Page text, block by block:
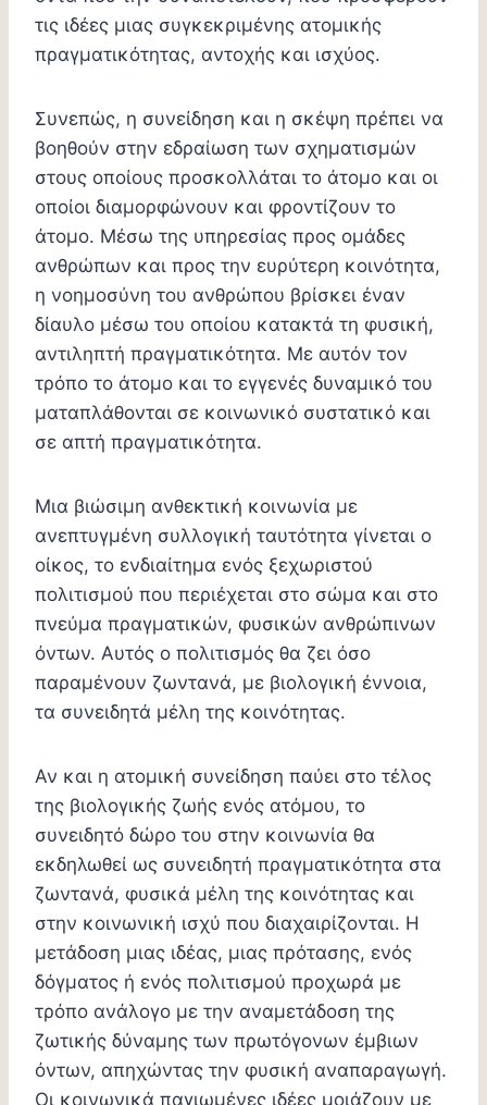
τις ιδέες μιας συγκεκριμένης ατομικής
πραγματικότητας, αντοχής και ισχύος.
Συνεπώς, η συνείδηση και η σκέψη πρέπει να
βοηθούν στην εδραίωση των σχηματισμών
στους οποίους προσκολλάται το άτομο και οι
οποίοι διαμορφώνουν και φροντίζουν το
άτομο. Μέσω της υπηρεσίας προς ομάδες
ανθρώπων και προς την ευρύτερη κοινότητα,
η νοημοσύνη του ανθρώπου βρίσκει έναν
δίαυλο μέσω του οποίου κατακτά τη φυσική,
αντιληπτή πραγματικότητα. Με αυτόν τον
τρόπο το άτομο και το εγγενές δυναμικό του
ματαπλάθονται σε κοινωνικό συστατικό και
σε απτή πραγματικότητα.
Μια βιώσιμη ανθεκτική κοινωνία με
ανεπτυγμένη συλλογική ταυτότητα γίνεται ο
οίκος, το ενδιαίτημα ενός ξεχωριστού
πολιτισμού που περιέχεται στο σώμα και στο
πνεύμα πραγματικών, φυσικών ανθρώπινων
όντων. Αυτός ο πολιτισμός θα ζει όσο
παραμένουν ζωντανά, με βιολογική έννοια,
τα συνειδητά μέλη της κοινότητας.
Αν και η ατομική συνείδηση παύει στο τέλος
της βιολογικής ζωής ενός ατόμου, το
συνειδητό δώρο του στην κοινωνία θα
εκδηλωθεί ως συνειδητή πραγματικότητα στα
ζωντανά, φυσικά μέλη της κοινότητας και
στην κοινωνική ισχύ που διαχαιρίζονται. Η
μετάδοση μιας ιδέας, μιας πρότασης, ενός
δόγματος ή ενός πολιτισμού προχωρά με
τρόπο ανάλογο με την αναμετάδοση της
ζωτικής δύναμης των πρωτόγονων έμβιων
όντων, απηχώντας την φυσική αναπαραγωγή.
Οι κοινωνικά παγιωμένες ιδέες μοιάζουν με